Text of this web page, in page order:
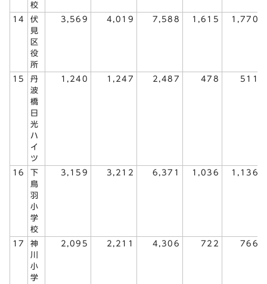
校
14
伏
見
区
役
所
3,569 4,019 7,588 1,615 1,770
15
丹
波
橋
日
光
ハ
イ
ツ
1,240 1,247 2,487 478 511
16
下
鳥
羽
小
学
校
3,159 3,212 6,371 1,036 1,136
17
神
川
小
学
2,095 2,211 4,306 722 766